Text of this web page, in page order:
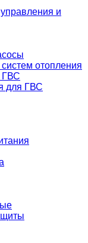
и
отопления
ГВС
для ГВС